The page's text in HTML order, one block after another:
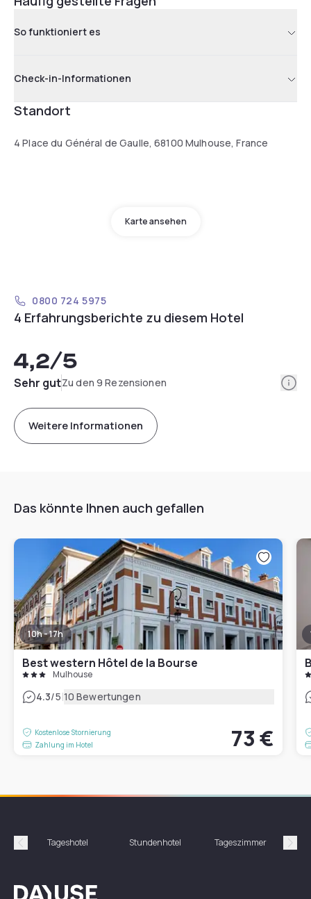
So funktioniert es
Check-in-Informationen
Standort
4 Place du Général de Gaulle, 68100 Mulhouse, France
Karte ansehen
0800 724 5975
4 Erfahrungsberichte zu diesem Hotel
4,2/5
Sehr gutZu den 9 Rezensionen
Weitere Informationen
Das könnte Ihnen auch gefallen
10h - 17h
Best western Hôtel de la Bourse
Mulhouse
4.3/5|10 Bewertungen
Kostenlose Stornierung
Zahlung im Hotel
73 €
Précédent
Tageshotel Stundenhotel Tageszimmer
Dayuse